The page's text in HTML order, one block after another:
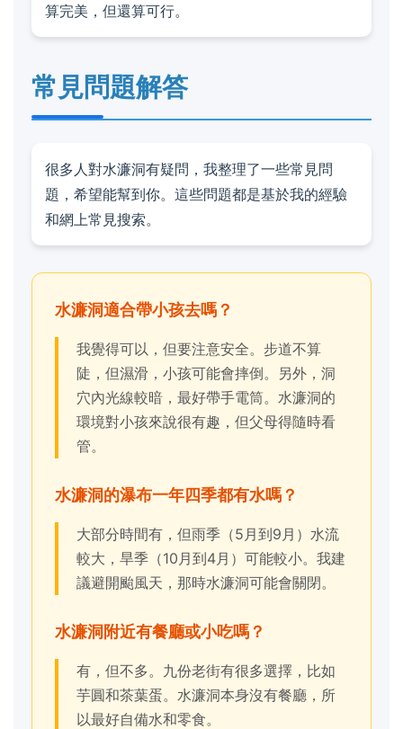
算完美，但還算可行。
常見問題解答
很多人對水濂洞有疑問，我整理了一些常見問
題，希望能幫到你。這些問題都是基於我的經驗
和網上常見搜索。
水濂洞適合帶小孩去嗎？
我覺得可以，但要注意安全。步道不算
陡，但濕滑，小孩可能會摔倒。另外，洞
穴內光線較暗，最好帶手電筒。水濂洞的
環境對小孩來說很有趣，但父母得隨時看
管。
水濂洞的瀑布一年四季都有水嗎？
大部分時間有，但雨季（5月到9月）水流
較大，旱季（10月到4月）可能較小。我建
議避開颱風天，那時水濂洞可能會關閉。
水濂洞附近有餐廳或小吃嗎？
有，但不多。九份老街有很多選擇，比如
芋圓和茶葉蛋。水濂洞本身沒有餐廳，所
以最好自備水和零食。